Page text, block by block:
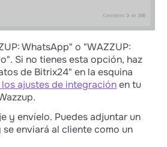
WhatsApp" o "WAZZUP:
Si no tienes esta opción, haz
de Bitrix24" en la esquina
los ajustes de integraciónen tu
y envíelo. Puedes adjuntar un
enviará al cliente como un